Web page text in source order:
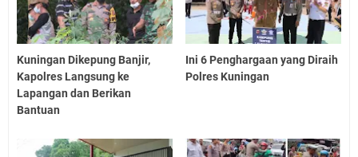
Kuningan Dikepung Banjir,
Kapolres Langsung ke
Lapangan dan Berikan
Bantuan
Ini 6 Penghargaan yang Diraih
Polres Kuningan